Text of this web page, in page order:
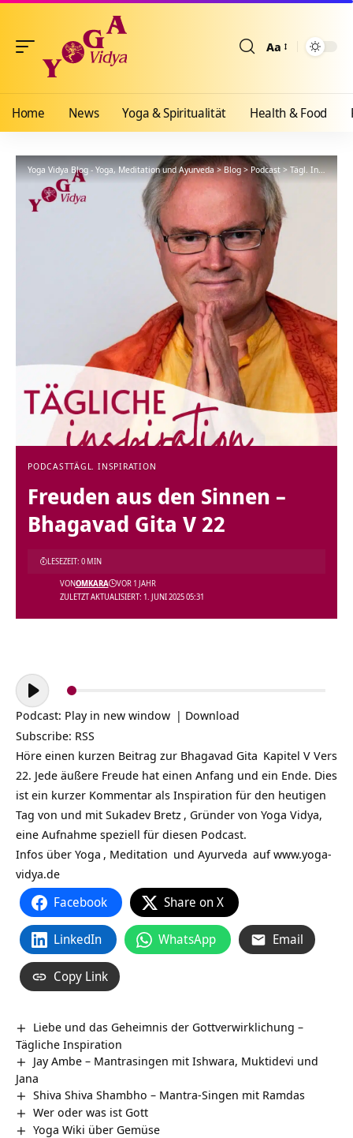
Aa
Home News Yoga & Spiritualität Health & Food
Yoga Vidya Blog - Yoga, Meditation und Ayurveda>Blog>Podcast>Tägl. Inspiration
PODCASTTÄGL. INSPIRATION
Freuden aus den Sinnen –
Bhagavad Gita V 22
ZULETZT AKTUALISIERT: 1. JUNI 2025 05:31
VONOMKARA VOR 1 JAHR
LESEZEIT: 0 MIN
Audio-
Player
Podcast: Play in new window | Download
Subscribe: RSS
Höre einen kurzen Beitrag zur Bhagavad Gita Kapitel V Vers
22. Jede äußere Freude hat einen Anfang und ein Ende. Dies
ist ein kurzer Kommentar als Inspiration für den heutigen
Tag von und mit Sukadev Bretz , Gründer von Yoga Vidya,
eine Aufnahme speziell für diesen Podcast.
Infos über Yoga , Meditation und Ayurveda aufwww.yoga-
vidya.de
Facebook Share on X
LinkedIn WhatsApp Email
Copy Link
Liebe und das Geheimnis der Gottverwirklichung –
Tägliche Inspiration
Jay Ambe – Mantrasingen mit Ishwara, Muktidevi und
Jana
Shiva Shiva Shambho – Mantra-Singen mit Ramdas
Wer oder was ist Gott
Yoga Wiki über Gemüse